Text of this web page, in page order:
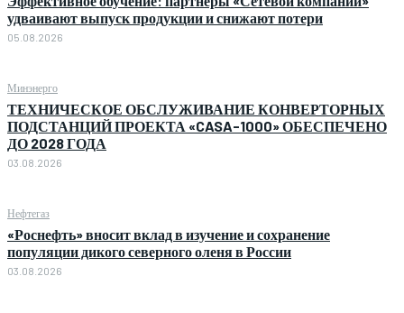
удваивают выпуск продукции и снижают потери
05.08.2026
Минэнерго
ТЕХНИЧЕСКОЕ ОБСЛУЖИВАНИЕ КОНВЕРТОРНЫХ
ПОДСТАНЦИЙ ПРОЕКТА «CASA-1000» ОБЕСПЕЧЕНО
ДО 2028 ГОДА
03.08.2026
Нефтегаз
«Роснефть» вносит вклад в изучение и сохранение
популяции дикого северного оленя в России
03.08.2026